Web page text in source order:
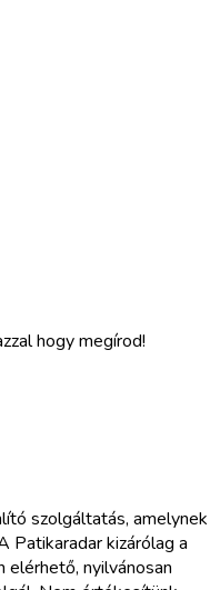
hogy megírod!
szolgáltatás, amelynek
Patikaradar kizárólag a
nyilvánosan